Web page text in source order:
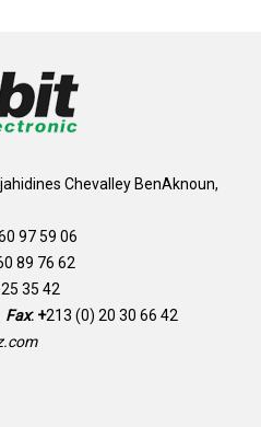
Chevalley BenAknoun,
97 59 06
89 76 62
35 42
Fax: +213 (0) 20 30 66 42